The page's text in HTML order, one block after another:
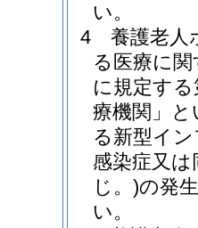
い。
4
養護老人
る医療に
に規定す
療機関」と
る新型イ
感染症又
じ。)の発
い。